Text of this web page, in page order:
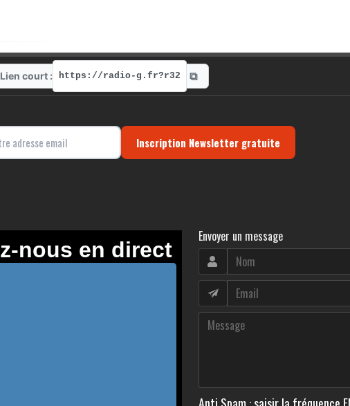
Lien court : https://radio-g.fr?r32 ⧉
Inscription Newsletter gratuite
Envoyer un message